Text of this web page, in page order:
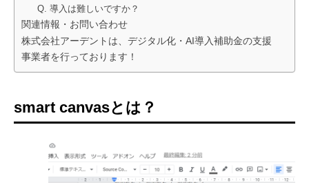
Q. 導入は難しいですか？
関連情報・お問い合わせ
株式会社アーデントは、デジタル化・AI導入補助金の支援
事業者を行っております！
smart canvasとは？